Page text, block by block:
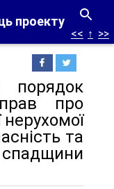
проекту
<< ↑ >>
порядок
про
нерухомої
та